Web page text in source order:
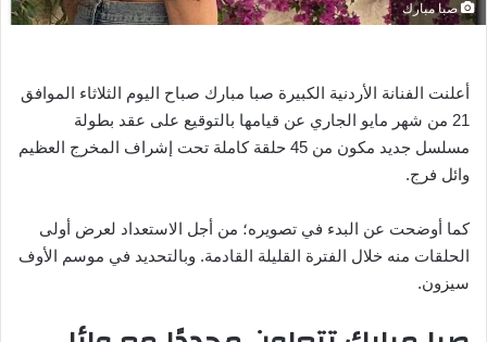
و
صبا مبارك
أعلنت الفنانة الأردنية الكبيرة صبا مبارك صباح اليوم الثلاثاء الموافق
21 من شهر مايو الجاري عن قيامها بالتوقيع على عقد بطولة
مسلسل جديد مكون من 45 حلقة كاملة تحت إشراف المخرج العظيم
وائل فرج.
كما أوضحت عن البدء في تصويره؛ من أجل الاستعداد لعرض أولى
الحلقات منه خلال الفترة القليلة القادمة. وبالتحديد في موسم الأوف
سيزون.